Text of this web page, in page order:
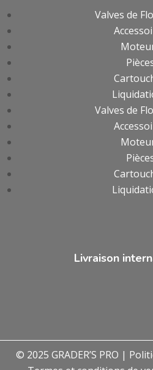
Valves de
Valves de
Livraison
© 2025 GRADER’S PRO |